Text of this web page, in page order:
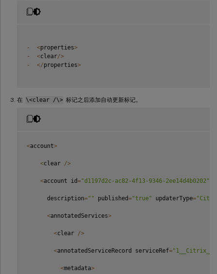
- <properties>
-
<clear/>
-
</properties>
在 \<clear /\> 标记之后添加自动更新标记。
<account>
<clear />
<account id="d1197d2c-ac82-4f13-9346-2ee14d4b0202"
      description
="" published="true" updaterType=
<annotatedServices>
<clear />
<annotatedServiceRecord serviceRef=
<metadata>